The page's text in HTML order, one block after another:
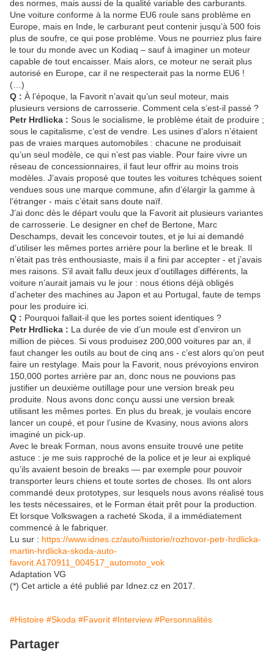
des normes, mais aussi de la qualité variable des carburants.
Une voiture conforme à la norme EU6 roule sans problème en
Europe, mais en Inde, le carburant peut contenir jusqu’à 500 fois
plus de soufre, ce qui pose problème. Vous ne pourriez plus faire
le tour du monde avec un Kodiaq – sauf à imaginer un moteur
capable de tout encaisser. Mais alors, ce moteur ne serait plus
autorisé en Europe, car il ne respecterait pas la norme EU6 !
(…)
Q : À l’époque, la Favorit n’avait qu’un seul moteur, mais
plusieurs versions de carrosserie. Comment cela s’est-il passé ?
Petr Hrdlicka : Sous le socialisme, le problème était de produire ;
sous le capitalisme, c’est de vendre. Les usines d’alors n’étaient
pas de vraies marques automobiles : chacune ne produisait
qu’un seul modèle, ce qui n’est pas viable. Pour faire vivre un
réseau de concessionnaires, il faut leur offrir au moins trois
modèles. J’avais proposé que toutes les voitures tchèques soient
vendues sous une marque commune, afin d’élargir la gamme à
l’étranger - mais c’était sans doute naïf.
J’ai donc dès le départ voulu que la Favorit ait plusieurs variantes
de carrosserie. Le designer en chef de Bertone, Marc
Deschamps, devait les concevoir toutes, et je lui ai demandé
d’utiliser les mêmes portes arrière pour la berline et le break. Il
n’était pas très enthousiaste, mais il a fini par accepter - et j’avais
mes raisons. S’il avait fallu deux jeux d’outillages différents, la
voiture n’aurait jamais vu le jour : nous étions déjà obligés
d’acheter des machines au Japon et au Portugal, faute de temps
pour les produire ici.
Q : Pourquoi fallait-il que les portes soient identiques ?
Petr Hrdlicka : La durée de vie d’un moule est d’environ un
million de pièces. Si vous produisez 200,000 voitures par an, il
faut changer les outils au bout de cinq ans - c’est alors qu’on peut
faire un restylage. Mais pour la Favorit, nous prévoyions environ
150,000 portes arrière par an, donc nous ne pouvions pas
justifier un deuxième outillage pour une version break peu
produite. Nous avons donc conçu aussi une version break
utilisant les mêmes portes. En plus du break, je voulais encore
lancer un coupé, et pour l’usine de Kvasiny, nous avions alors
imaginé un pick-up.
Avec le break Forman, nous avons ensuite trouvé une petite
astuce : je me suis rapproché de la police et je leur ai expliqué
qu’ils avaient besoin de breaks — par exemple pour pouvoir
transporter leurs chiens et toute sortes de choses. Ils ont alors
commandé deux prototypes, sur lesquels nous avons réalisé tous
les tests nécessaires, et le Forman était prêt pour la production.
Et lorsque Volkswagen a racheté Skoda, il a immédiatement
commencé à le fabriquer.
Lu sur : https://www.idnes.cz/auto/historie/rozhovor-petr-hrdlicka-
martin-hrdlicka-skoda-auto-
favorit.A170911_004517_automoto_vok
Adaptation VG
(*) Cet article a été publié par Idnez.cz en 2017.
#Histoire #Skoda #Favorit #Interview #Personnalités
Partager